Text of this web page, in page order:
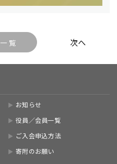
一 覧
お知らせ
役員／会員一覧
ご入会申込方法
寄附のお願い